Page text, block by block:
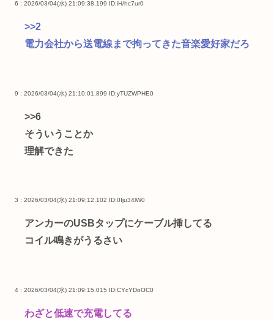
6 : 2026/03/04(水) 21:09:38.199 ID:iH/hc7ur0
>>2
電力会社から送電線まで拘ってきた音楽愛好家だろ
9 : 2026/03/04(水) 21:10:01.899 ID:yTUZWPHE0
>>6
そういうことか
理解できた
3 : 2026/03/04(水) 21:09:12.102 ID:0Iju34lW0
アンカーのUSBタップにケーブル挿してる
コイル鳴きがうるさい
4 : 2026/03/04(水) 21:09:15.015 ID:CYcYDoOC0
わざと低速で充電してる